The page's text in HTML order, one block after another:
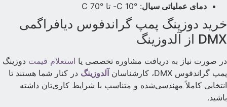
دمای عملیاتی سیال: °C 10- تا °C 70
خرید دوزینگ پمپ گراندفوس دیافراگمی
DMX از آلدوزینگ
در صورت نیاز به دریافت مشاوره تخصصی یا استعلام قیمت دوزینگ
پمپ گراندفوس DMX، کارشناسان
آلدوزینگ در کنار شما هستند تا
انتخابی کاملاً مهندسی‌شده و متناسب با شرایط کاری‌تان داشته
باشید.